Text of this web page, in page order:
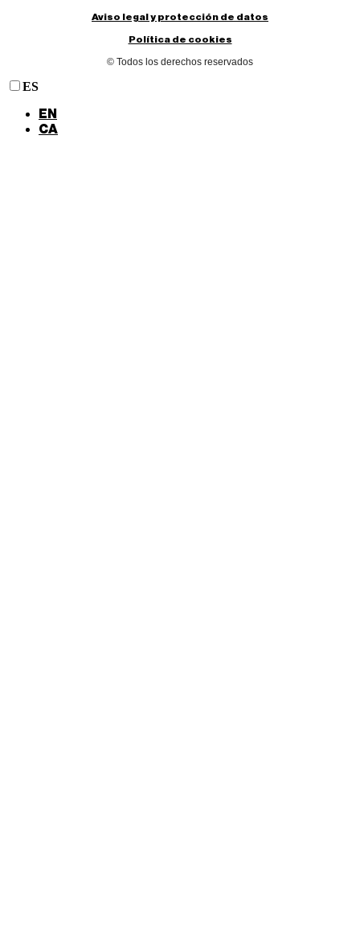
Aviso legal y protección de datos
Política de cookies
© Todos los derechos reservados
ES
EN
CA